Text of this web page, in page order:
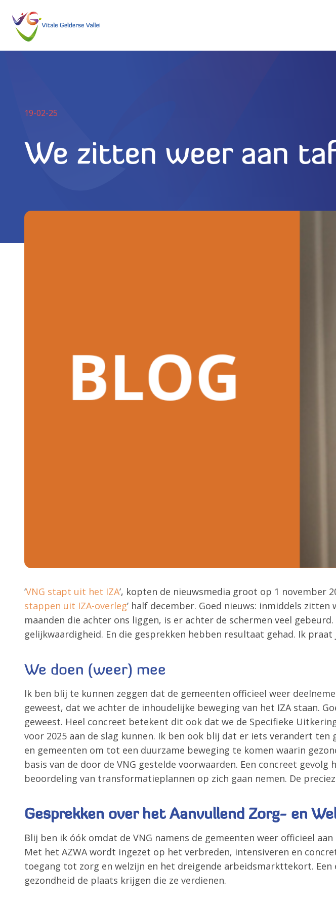
19-02-25
We zitten weer aan
‘VNG stapt uit het IZA’, kopten de nieuwsmedia groot op 1 november
stappen uit IZA-overleg’ half december. Goed nieuws: inmiddels
maanden die achter ons liggen, is er achter de schermen veel
gelijkwaardigheid. En die gesprekken hebben resultaat gehad. Ik
We doen (weer) mee
Ik ben blij te kunnen zeggen dat de gemeenten officieel weer
geweest, dat we achter de inhoudelijke beweging van het IZA staan.
geweest. Heel concreet betekent dit ook dat we de Specifieke
voor 2025 aan de slag kunnen. Ik ben ook blij dat er iets verandert
en gemeenten om tot een duurzame beweging te komen waarin
basis van de door de VNG gestelde voorwaarden. Een concreet
beoordeling van transformatieplannen op zich gaan nemen. De
Gesprekken over het Aanvullend Zorg- en
Blij ben ik óók omdat de VNG namens de gemeenten weer officieel
Met het AZWA wordt ingezet op het verbreden, intensiveren en
toegang tot zorg en welzijn en het dreigende arbeidsmarkttekort.
gezondheid de plaats krijgen die ze verdienen.